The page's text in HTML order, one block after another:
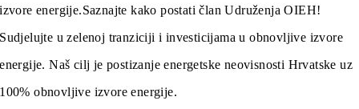
izvore energije.Saznajte kako postati član Udruženja OIEH!
Sudjelujte u zelenoj tranziciji i investicijama u obnovljive izvore
energije. Naš cilj je postizanje energetske neovisnosti Hrvatske uz
100% obnovljive izvore energije.